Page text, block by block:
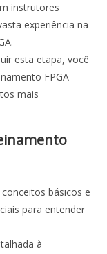
instrutores
experiência na
esta etapa, você
FPGA
mais
básicos e
para entender
à